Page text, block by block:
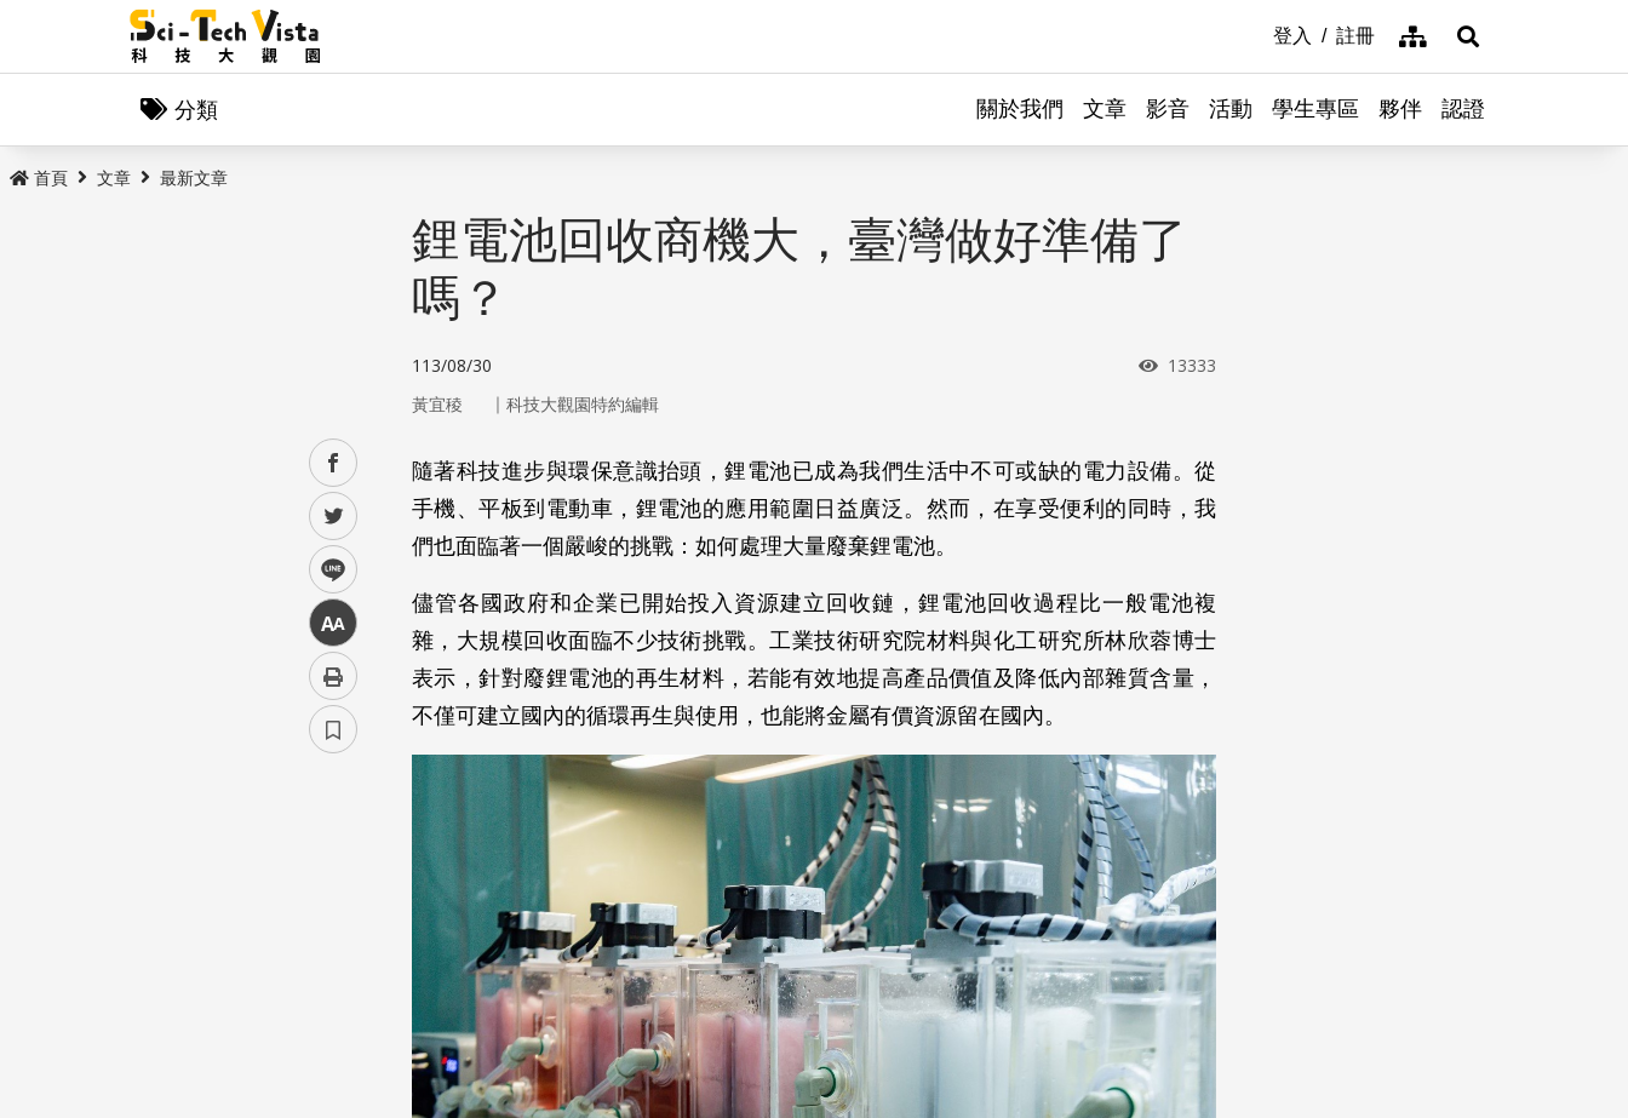
登入 註冊 網站導覽展開搜尋
分類 關於我們 文章 影音 活動 學生專區 夥伴 認證
首頁 文章 最新文章
facebook
twitter
line
中
鋰電池回收商機大，臺灣做好準備了
嗎？
113/08/30 瀏覽次數
13333
黃宜稜 ｜ 科技大觀園特約編輯
隨著科技進步與環保意識抬頭，鋰電池已成為我們生活中不可或缺的電力設備。從
手機、平板到電動車，鋰電池的應用範圍日益廣泛。然而，在享受便利的同時，我
們也面臨著一個嚴峻的挑戰：如何處理大量廢棄鋰電池。
儘管各國政府和企業已開始投入資源建立回收鏈，鋰電池回收過程比一般電池複
雜，大規模回收面臨不少技術挑戰。工業技術研究院材料與化工研究所林欣蓉博士
表示，針對廢鋰電池的再生材料，若能有效地提高產品價值及降低內部雜質含量，
不僅可建立國內的循環再生與使用，也能將金屬有價資源留在國內。